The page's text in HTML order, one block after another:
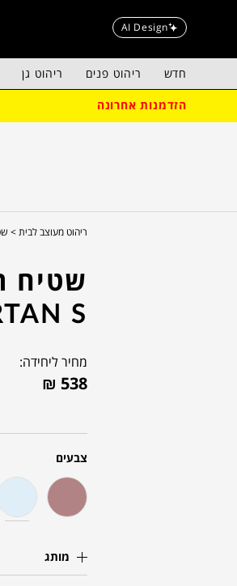
AI Design
חדש ריהוט פנים ריהוט גן
הזדמנות אחרונה
ריהוט מעוצב לבית >
שטיח
S
מחיר ליחידה:
₪ 538
צבעים
מותג